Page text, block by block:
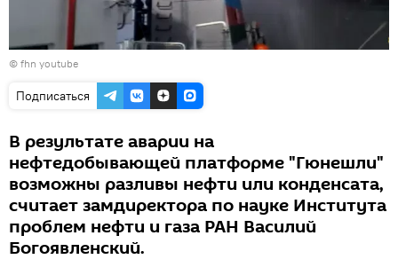
© fhn youtube
Подписаться
В результате аварии на
нефтедобывающей платформе "Гюнешли"
возможны разливы нефти или конденсата,
считает замдиректора по науке Института
проблем нефти и газа РАН Василий
Богоявленский.